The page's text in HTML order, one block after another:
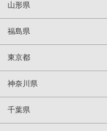
山形県
福島県
東京都
神奈川県
千葉県